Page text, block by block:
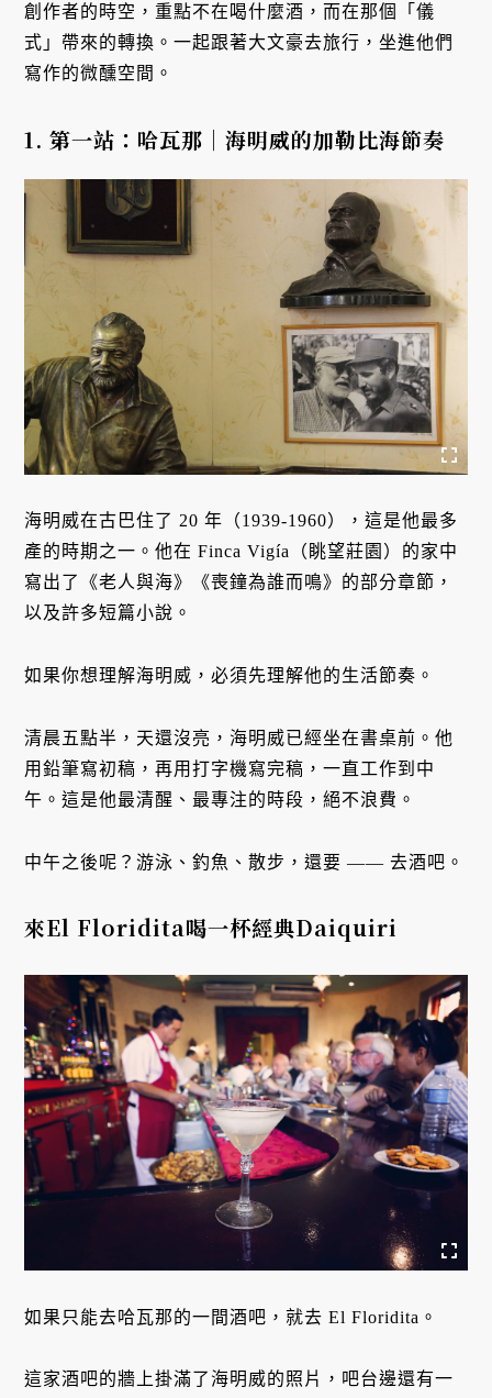
創作者的時空，重點不在喝什麼酒，而在那個「儀
式」帶來的轉換。一起跟著大文豪去旅行，坐進他們
寫作的微醺空間。
1. 第一站：哈瓦那｜海明威的加勒比海節奏
海明威在古巴住了 20 年（1939-1960），這是他最多
產的時期之一。他在 Finca Vigía（眺望莊園）的家中
寫出了《老人與海》《喪鐘為誰而鳴》的部分章節，
以及許多短篇小說。
如果你想理解海明威，必須先理解他的生活節奏。
清晨五點半，天還沒亮，海明威已經坐在書桌前。他
用鉛筆寫初稿，再用打字機寫完稿，一直工作到中
午。這是他最清醒、最專注的時段，絕不浪費。
中午之後呢？游泳、釣魚、散步，還要 —— 去酒吧。
來El Floridita喝一杯經典Daiquiri
如果只能去哈瓦那的一間酒吧，就去 El Floridita。
這家酒吧的牆上掛滿了海明威的照片，吧台邊還有一